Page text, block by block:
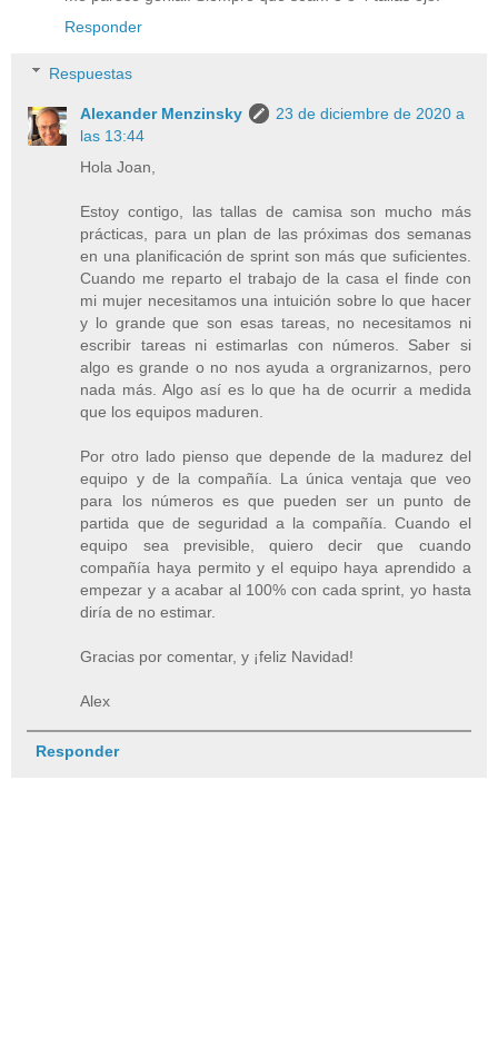
Responder
Respuestas
Alexander Menzinsky
23 de diciembre de 2020 a
las 13:44
Hola Joan,
Estoy contigo, las tallas de camisa son mucho más
prácticas, para un plan de las próximas dos semanas
en una planificación de sprint son más que suficientes.
Cuando me reparto el trabajo de la casa el finde con
mi mujer necesitamos una intuición sobre lo que hacer
y lo grande que son esas tareas, no necesitamos ni
escribir tareas ni estimarlas con números. Saber si
algo es grande o no nos ayuda a orgranizarnos, pero
nada más. Algo así es lo que ha de ocurrir a medida
que los equipos maduren.
Por otro lado pienso que depende de la madurez del
equipo y de la compañía. La única ventaja que veo
para los números es que pueden ser un punto de
partida que de seguridad a la compañía. Cuando el
equipo sea previsible, quiero decir que cuando
compañía haya permito y el equipo haya aprendido a
empezar y a acabar al 100% con cada sprint, yo hasta
diría de no estimar.
Gracias por comentar, y ¡feliz Navidad!
Alex
Responder